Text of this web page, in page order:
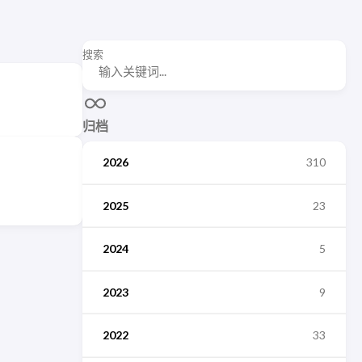
搜索
归档
2026 310
2025 23
2024 5
2023 9
2022 33